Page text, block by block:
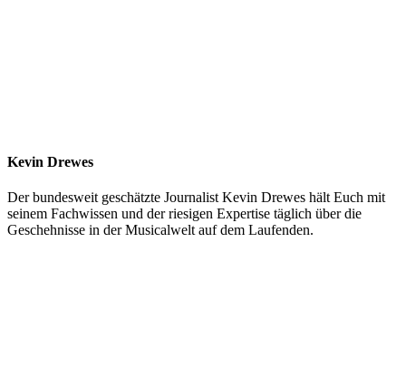
Kevin Drewes
Der bundesweit geschätzte Journalist Kevin Drewes hält Euch mit
seinem Fachwissen und der riesigen Expertise täglich über die
Geschehnisse in der Musicalwelt auf dem Laufenden.